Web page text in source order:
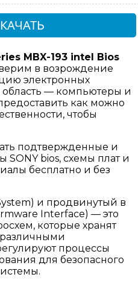
MBX-193 intel Bios
в возрождение
электронных
область — компьютеры и
как можно
чтобы
подтвержденные и
bios, схемы плат и
бесплатно и без
и продвинутый в
Interface) — это
которые хранят
процессы
для безопасного